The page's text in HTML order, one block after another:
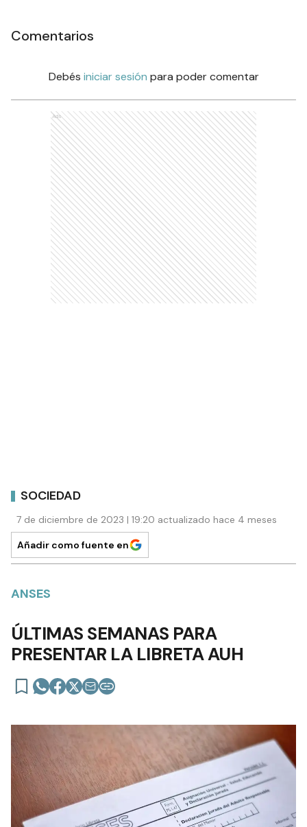
Comentarios
Debés iniciar sesión para poder comentar
Ads
SOCIEDAD
7 de diciembre de 2023 | 19:20 actualizado hace 4 meses
Añadir como fuente en
ANSES
ÚLTIMAS SEMANAS PARA
PRESENTAR LA LIBRETA AUH